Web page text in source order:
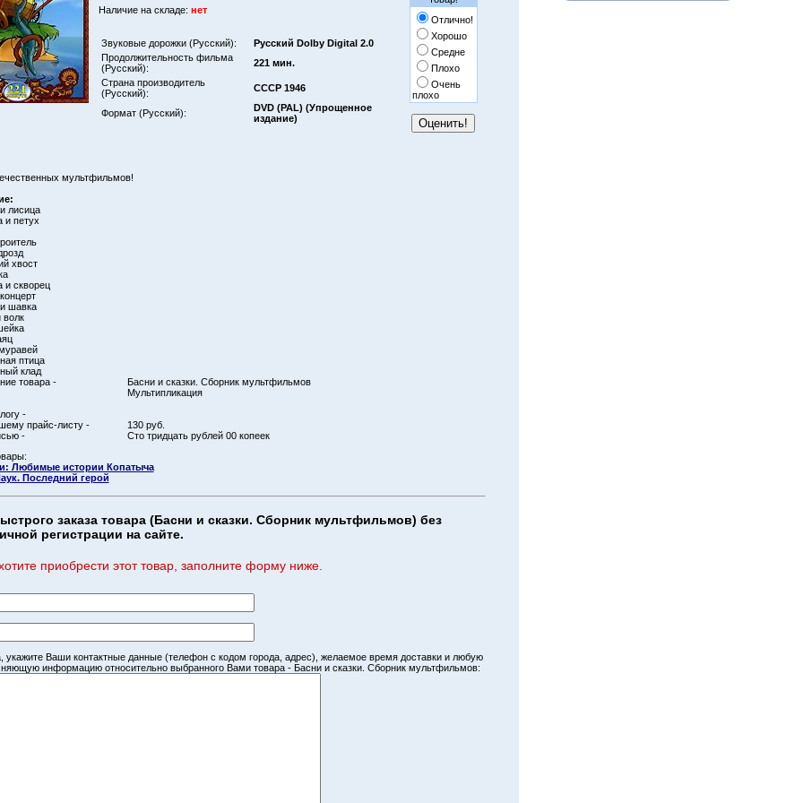
Отлично!
Хорошо
Средне
Плохо
Очень
плохо
Наличие на складе: нет
Звуковые дорожки (Русский):
Русский Dolby Digital 2.0
Продолжительность фильма
(Русский):
221 мин.
Страна производитель
(Русский):
СССР 1946
Формат (Русский):
DVD (PAL) (Упрощенное
издание)
мультфильмов!
лисица
и петух
хвост
и скворец
шавка
волк
птица
клад
товара -
Басни и сказки. Сборник мультфильмов
Мультипликация
-
прайс-листу -
130 руб.
-
Сто тридцать рублей 00 копеек
Любимые истории Копатыча
Последний герой
заказа товара (Басни и сказки. Сборник мультфильмов) без
регистрации на сайте.
приобрести этот товар, заполните форму ниже.
укажите Ваши контактные данные (телефон с кодом города, адрес), желаемое время доставки и любую
информацию относительно выбранного Вами товара - Басни и сказки. Сборник мультфильмов: